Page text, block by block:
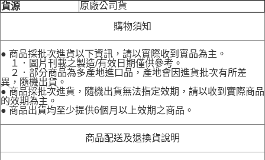
貨源
原廠公司貨
購物須知
● 商品採批次進貨以下資訊，請以實際收到實品為主。
１．圖片刊載之製造/有效日期僅供參考。
２．部分商品為多產地進口品，產地會因進貨批次有所差
異，隨機出貨。
● 商品採批次進貨，隨機出貨無法指定效期，請以收到實際商品
的效期為主。
● 商品出貨均至少提供6個月以上效期之商品。
商品配送及退換貨說明